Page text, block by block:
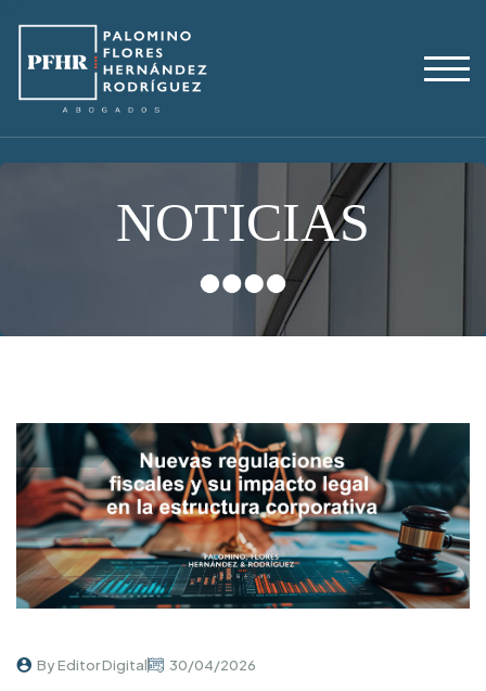
NOTICIAS
By Editor Digital 30/04/2026